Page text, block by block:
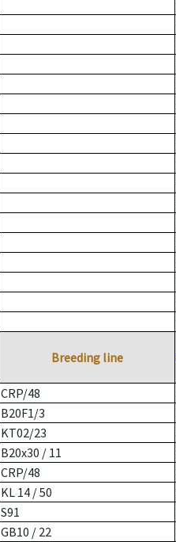
Breeding line
CRP/48
B20F1/3
KT02/23
B20x30 / 11
CRP/48
KL 14 / 50
S91
GB10 / 22